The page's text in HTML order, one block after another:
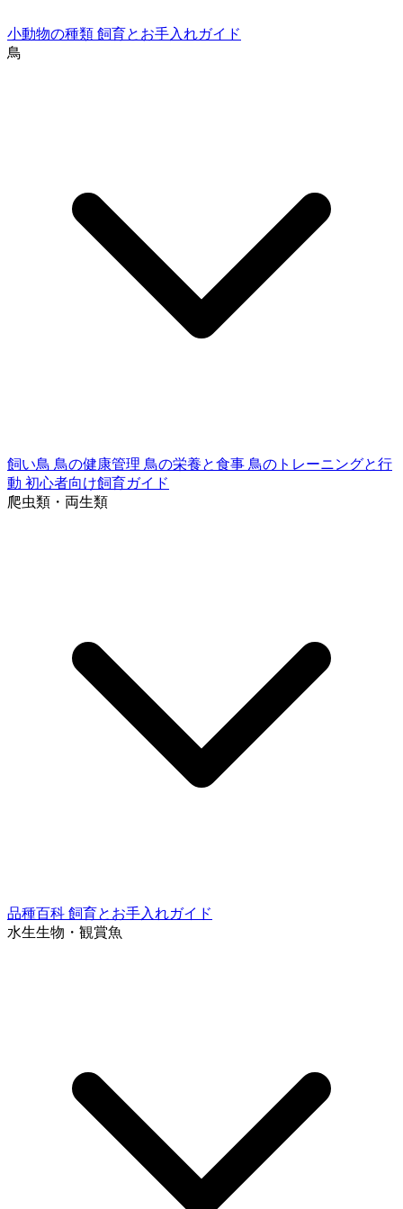
小動物の種類 飼育とお手入れガイド
鳥
飼い鳥 鳥の健康管理 鳥の栄養と食事 鳥のトレーニングと行
動 初心者向け飼育ガイド
爬虫類・両生類
品種百科 飼育とお手入れガイド
水生生物・観賞魚